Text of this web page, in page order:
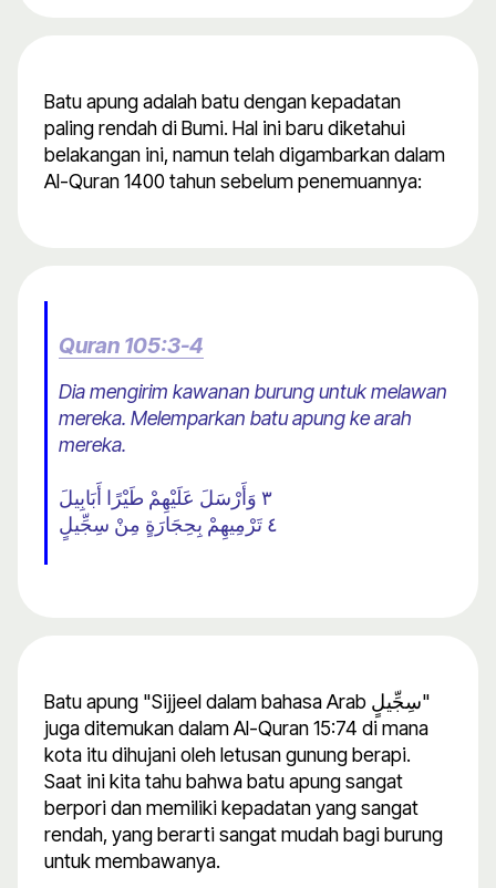
Batu apung adalah batu dengan kepadatan
paling rendah di Bumi. Hal ini baru diketahui
belakangan ini, namun telah digambarkan dalam
Al-Quran 1400 tahun sebelum penemuannya:
Quran 105:3-4
Dia mengirim kawanan burung untuk melawan
mereka. Melemparkan batu apung ke arah
mereka.
٣ وَأَرْسَلَ عَلَيْهِمْ طَيْرًا أَبَابِيلَ
٤ تَرْمِيهِمْ بِحِجَارَةٍ مِنْ سِجِّيلٍ
Batu apung "Sijjeel dalam bahasa Arab سِجِّيلٍ"
juga ditemukan dalam Al-Quran 15:74 di mana
kota itu dihujani oleh letusan gunung berapi.
Saat ini kita tahu bahwa batu apung sangat
berpori dan memiliki kepadatan yang sangat
rendah, yang berarti sangat mudah bagi burung
untuk membawanya.